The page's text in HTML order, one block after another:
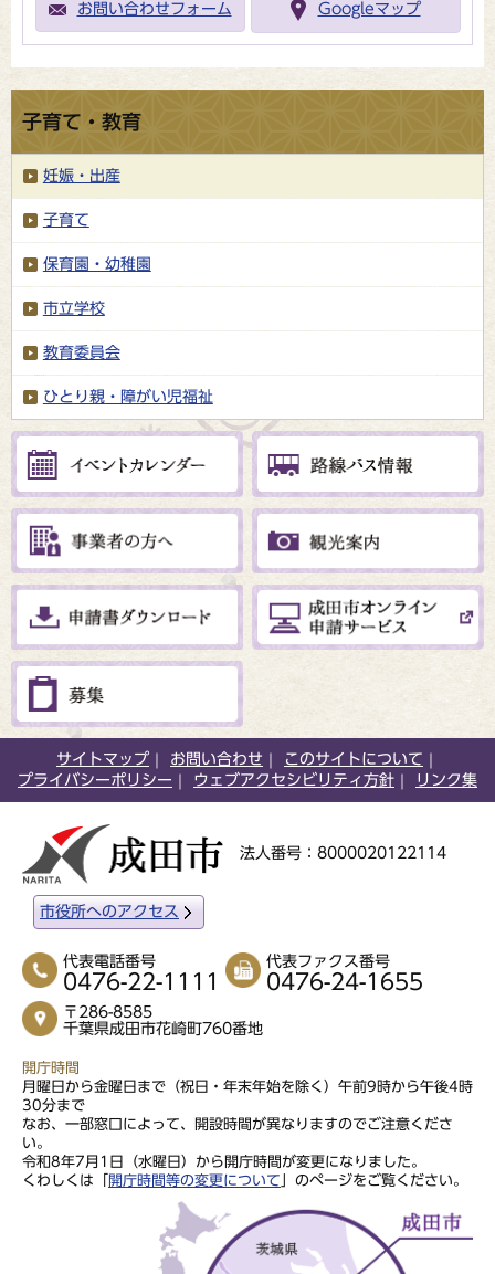
お問い合わせフォーム Googleマップ
子育て・教育
妊娠・出産
子育て
保育園・幼稚園
市立学校
教育委員会
ひとり親・障がい児福祉
サイトマップ お問い合わせ
このサイトについて
プライバシーポリシー
ウェブアクセシビリティ方針 リンク集
法人番号：8000020122114
市役所へのアクセス
代表電話番号
0476-22-1111
代表ファクス番号
0476-24-1655
〒286-8585
千葉県成田市花崎町760番地
開庁時間
月曜日から金曜日まで（祝日・年末年始を除く）午前9時から午後4時
30分まで
なお、一部窓口によって、開設時間が異なりますのでご注意くださ
い。
令和8年7月1日（水曜日）から開庁時間が変更になりました。
くわしくは「
開庁時間等の変更について 」のページをご覧ください。